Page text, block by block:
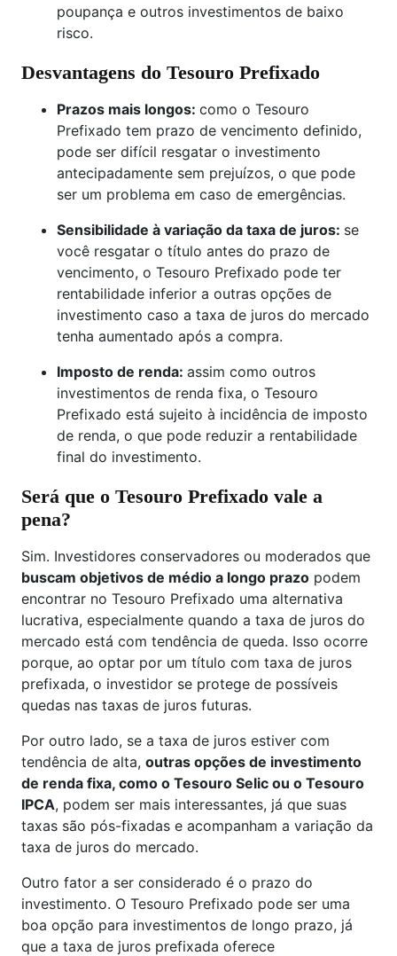
poupança e outros investimentos de baixo
risco.
Desvantagens do Tesouro Prefixado
Prazos mais longos: como o Tesouro
Prefixado tem prazo de vencimento definido,
pode ser difícil resgatar o investimento
antecipadamente sem prejuízos, o que pode
ser um problema em caso de emergências.
Sensibilidade à variação da taxa de juros: se
você resgatar o título antes do prazo de
vencimento, o Tesouro Prefixado pode ter
rentabilidade inferior a outras opções de
investimento caso a taxa de juros do mercado
tenha aumentado após a compra.
Imposto de renda: assim como outros
investimentos de renda fixa, o Tesouro
Prefixado está sujeito à incidência de imposto
de renda, o que pode reduzir a rentabilidade
final do investimento.
Será que o Tesouro Prefixado vale a
pena?
Sim. Investidores conservadores ou moderados que
buscam objetivos de médio a longo prazo podem
encontrar no Tesouro Prefixado uma alternativa
lucrativa, especialmente quando a taxa de juros do
mercado está com tendência de queda. Isso ocorre
porque, ao optar por um título com taxa de juros
prefixada, o investidor se protege de possíveis
quedas nas taxas de juros futuras.
Por outro lado, se a taxa de juros estiver com
tendência de alta, outras opções de investimento
de renda fixa, como o Tesouro Selic ou o Tesouro
IPCA, podem ser mais interessantes, já que suas
taxas são pós-fixadas e acompanham a variação da
taxa de juros do mercado.
Outro fator a ser considerado é o prazo do
investimento. O Tesouro Prefixado pode ser uma
boa opção para investimentos de longo prazo, já
que a taxa de juros prefixada oferece